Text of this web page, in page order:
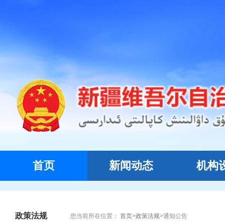
首页 新闻动态 机构
政策法规 您当前所在位置： 首页>政策法规>通知公告